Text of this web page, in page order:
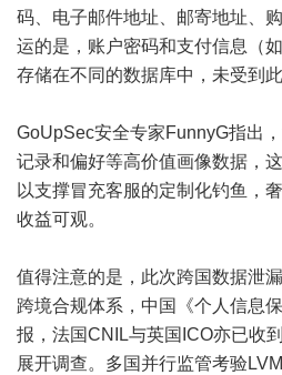
码、电子邮件地址、邮寄地址、
运的是，账户密码和支付信息（
存储在不同的数据库中，未受到
GoUpSec安全专家FunnyG指出
记录和偏好等高价值画像数据，
以支撑冒充客服的定制化钓鱼，
收益可观。
值得注意的是，此次跨国数据泄
跨境合规体系，中国《个人信息
报，法国CNIL与英国ICO亦已收
展开调查。多国并行监管考验